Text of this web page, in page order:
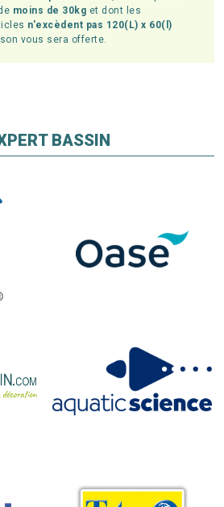
moins de 30kg et dont les
n'excèdent pas 120(L) x 60(l)
vous sera offerte.
BASSIN